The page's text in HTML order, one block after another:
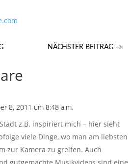
NÄCHSTER BEITRAG →
8, 2011 um 8:48 a.m.
z.B. inspiriert mich – hier sieht
viele Dinge, wo man am liebsten
zur Kamera zu greifen. Auch